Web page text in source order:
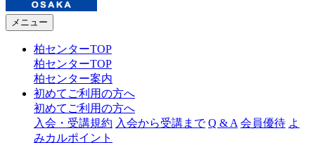
メニュー
柏センターTOP
柏センターTOP
柏センター案内
初めてご利用の方へ
初めてご利用の方へ
入会・受講規約 入会から受講まで Q & A 会員優待 よ
みカルポイント